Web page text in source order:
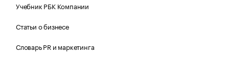
Учебник РБК Компании
Статьи о бизнесе
Словарь PR и маркетинга